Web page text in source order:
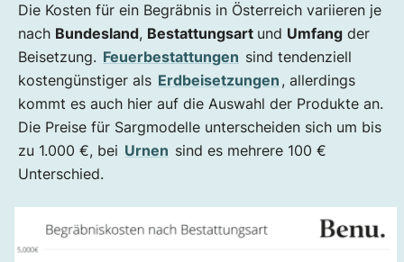
Die Kosten für ein Begräbnis in Österreich variieren je
nach Bundesland, Bestattungsart und Umfang der
Beisetzung. Feuerbestattungen sind tendenziell
kostengünstiger als Erdbeisetzungen , allerdings
kommt es auch hier auf die Auswahl der Produkte an.
Die Preise für Sargmodelle unterscheiden sich um bis
zu 1.000 €, bei Urnen sind es mehrere 100 €
Unterschied.